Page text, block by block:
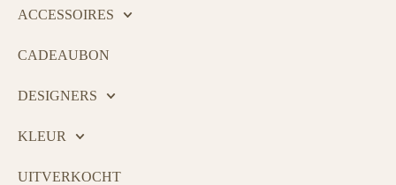
ACCESSOIRES
CADEAUBON
DESIGNERS
KLEUR
UITVERKOCHT